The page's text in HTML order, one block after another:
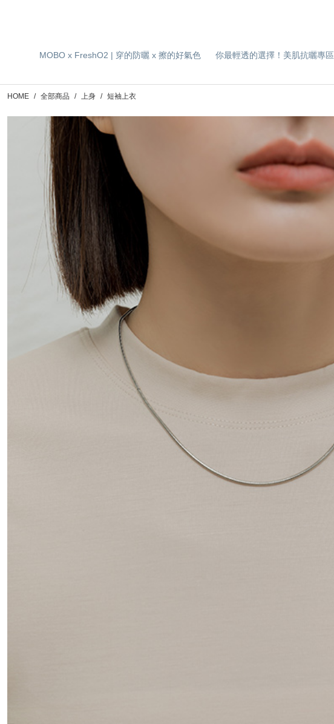
MOBO x FreshO2 | 穿的防曬 x 擦的好氣色 你最輕透的選擇！美肌抗曬專區
HOME 全部商品 上身 短袖上衣